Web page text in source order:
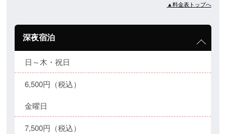
▲料金表トップへ
深夜宿泊
日～木・祝日
6,500円（税込）
金曜日
7,500円（税込）